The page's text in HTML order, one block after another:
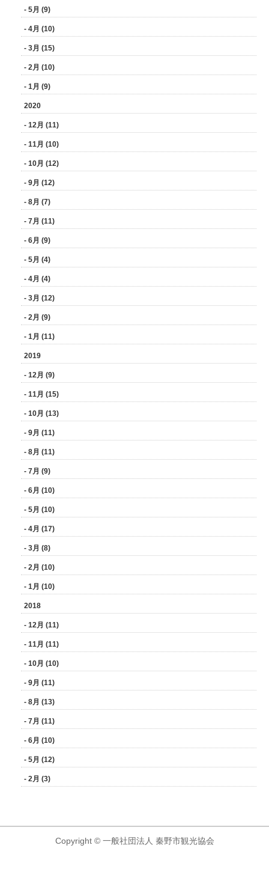
- 5月 (9)
- 4月 (10)
- 3月 (15)
- 2月 (10)
- 1月 (9)
2020
- 12月 (11)
- 11月 (10)
- 10月 (12)
- 9月 (12)
- 8月 (7)
- 7月 (11)
- 6月 (9)
- 5月 (4)
- 4月 (4)
- 3月 (12)
- 2月 (9)
- 1月 (11)
2019
- 12月 (9)
- 11月 (15)
- 10月 (13)
- 9月 (11)
- 8月 (11)
- 7月 (9)
- 6月 (10)
- 5月 (10)
- 4月 (17)
- 3月 (8)
- 2月 (10)
- 1月 (10)
2018
- 12月 (11)
- 11月 (11)
- 10月 (10)
- 9月 (11)
- 8月 (13)
- 7月 (11)
- 6月 (10)
- 5月 (12)
- 2月 (3)
Copyright © 一般社団法人 秦野市観光協会